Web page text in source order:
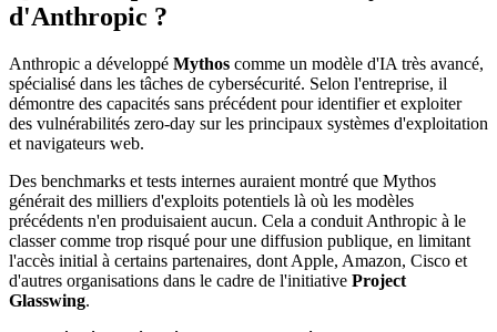
d'Anthropic ?
Anthropic a développé Mythos comme un modèle d'IA très avancé,
spécialisé dans les tâches de cybersécurité. Selon l'entreprise, il
démontre des capacités sans précédent pour identifier et exploiter
des vulnérabilités zero-day sur les principaux systèmes d'exploitation
et navigateurs web.
Des benchmarks et tests internes auraient montré que Mythos
générait des milliers d'exploits potentiels là où les modèles
précédents n'en produisaient aucun. Cela a conduit Anthropic à le
classer comme trop risqué pour une diffusion publique, en limitant
l'accès initial à certains partenaires, dont Apple, Amazon, Cisco et
d'autres organisations dans le cadre de l'initiative Project
Glasswing.